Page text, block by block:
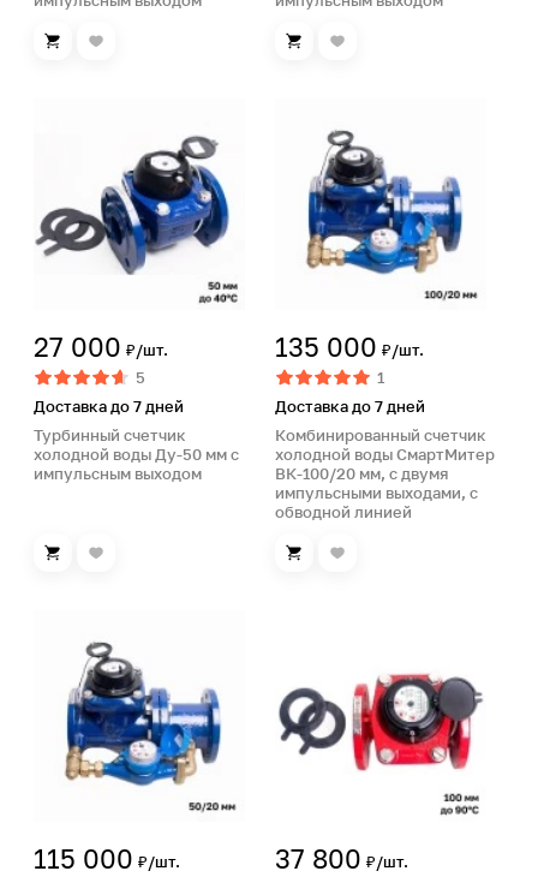
27 000 ₽/шт.
5
Доставка до 7 дней
Турбинный счетчик
холодной воды Ду-50 мм с
импульсным выходом
135 000 ₽/шт.
1
Доставка до 7 дней
Комбинированный счетчик
холодной воды СмартМитер
ВК-100/20 мм, с двумя
импульсными выходами, с
обводной линией
115 000 ₽/шт.
37 800 ₽/шт.